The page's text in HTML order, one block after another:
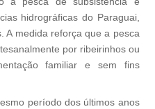
hidrográficas do Paraguai,
A medida reforça que a pesca
por ribeirinhos ou
familiar e sem fins
período dos últimos anos